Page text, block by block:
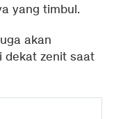
yang timbul.
akan
dekat zenit saat